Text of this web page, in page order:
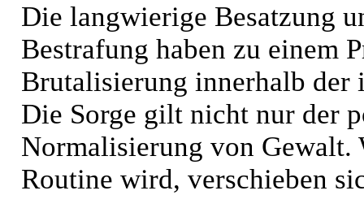
Die langwierige Besatzung
Bestrafung haben zu einem
Brutalisierung innerhalb der
Die Sorge gilt nicht nur der
Normalisierung von
Routine wird, verschieben